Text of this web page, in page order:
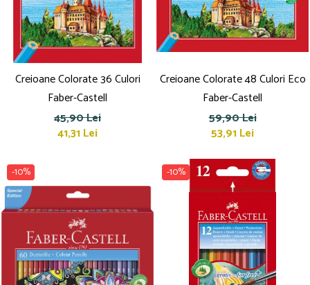
Culori în ulei
Pensule
Plastilină
Tempera și Guașe
Tăiere și lipire
Creioane Colorate 36 Culori
Faber-Castell
45,90 Lei
41,31 Lei
Creioane Colorate 48 Culori Eco
Faber-Castell
59,90 Lei
53,91 Lei
-10% -10%